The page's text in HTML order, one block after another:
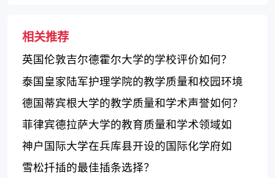
相关推荐
英国伦敦吉尔德霍尔大学的学校评价如何？
泰国皇家陆军护理学院的教学质量和校园环境
如何？
德国蒂宾根大学的教学质量和学术声誉如何？
菲律宾德拉萨大学的教育质量和学术领域如
何？
神户国际大学在兵库县开设的国际化学府如
何？
雪松扦插的最佳插条选择？